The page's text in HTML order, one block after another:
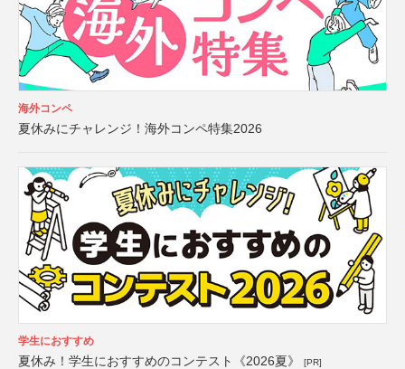
海外コンペ
夏休みにチャレンジ！海外コンペ特集2026
学生におすすめ
夏休み！学生におすすめのコンテスト《2026夏》 [PR]